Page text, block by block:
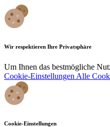
Wir respektieren Ihre Privatsphäre
Um Ihnen das bestmögliche
Cookie-Einstellungen Alle
Cookie-Einstellungen